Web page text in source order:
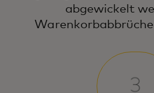
abgewickelt